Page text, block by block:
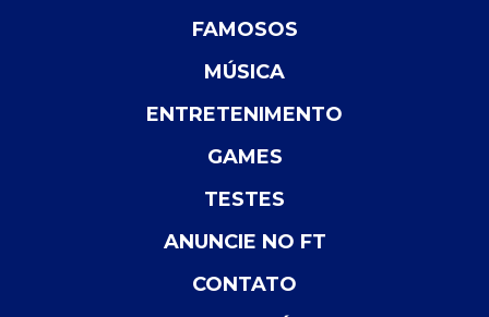
FAMOSOS
MÚSICA
ENTRETENIMENTO
GAMES
TESTES
ANUNCIE NO FT
CONTATO